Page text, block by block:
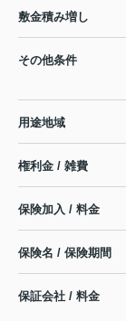
敷金積み増し
その他条件
用途地域
権利金 / 雑費
保険加入 / 料金
保険名 / 保険期間
保証会社 / 料金